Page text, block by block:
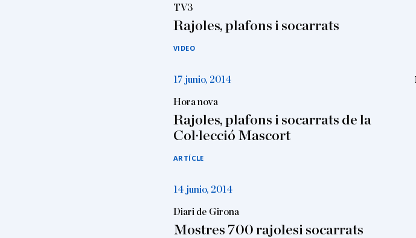
TV3
Rajoles, plafons i socarrats
VIDEO
17 junio, 2014
Hora nova
Rajoles, plafons i socarrats de la
Col·lecció Mascort
ARTÍCLE
14 junio, 2014
Diari de Girona
Mostres 700 rajolesi socarrats